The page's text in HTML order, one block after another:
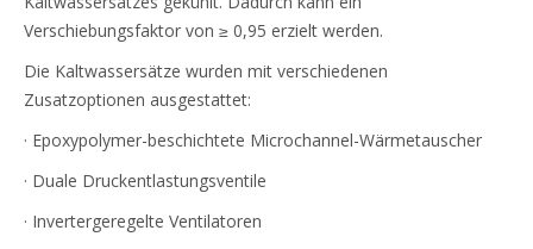
Verschiebungsfaktor von ≥ 0,95 erzielt werden.
Die Kaltwassersätze wurden mit verschiedenen
Zusatzoptionen ausgestattet:
· Epoxypolymer-beschichtete Microchannel-Wärmetauscher
· Duale Druckentlastungsventile
· Invertergeregelte Ventilatoren